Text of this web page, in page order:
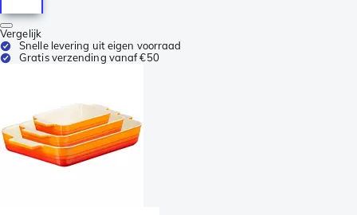
Vergelijk
Snelle levering uit eigen voorraad
Gratis verzending vanaf €50